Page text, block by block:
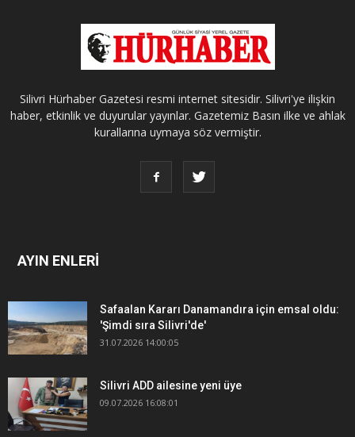
Silivri Hürhaber Gazetesi resmi internet sitesidir. Silivri'ye ilişkin
haber, etkinlik ve duyurular yayınlar. Gazetemiz Basın ilke ve ahlak
kurallarına uymaya söz vermiştir.
AYIN ENLERİ
Safaalan Kararı Danamandıra için emsal oldu:
'Şimdi sıra Silivri'de'
31.07.2026 14:00:05
Silivri ADD ailesine yeni üye
09.07.2026 16:08:01